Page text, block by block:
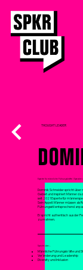
THOUGHT LEADER
Experte für männliche Führungskräfte /
Dominik Schneider spricht über
Gebiet und inspiriert Männer
seit 2021 Experte für
Sein Appell: Männer müssen als
Führungsstil entsprechend
Er spricht authentisch aus der
zu mahnen.
Spricht über...
Männliche Führungskräfte und
Veränderung und Leadership
Diversity und Inklusion